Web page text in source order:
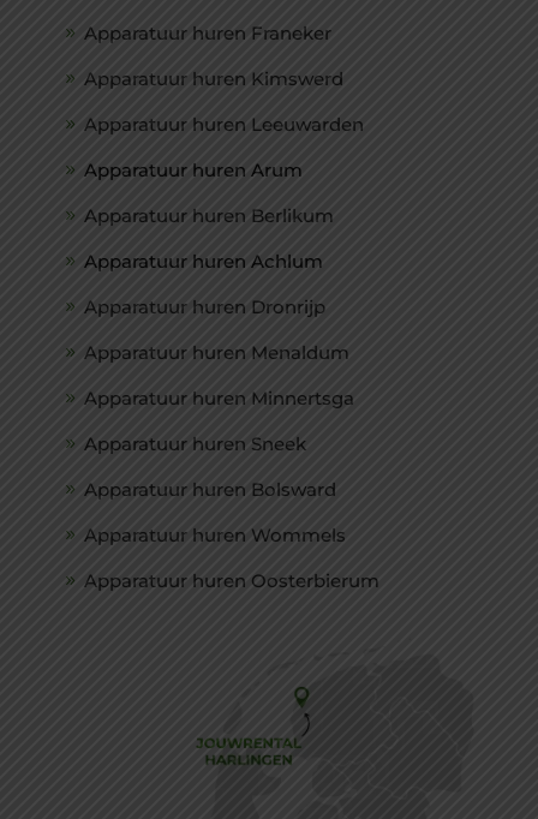
Apparatuur huren Franeker
Apparatuur huren Kimswerd
Apparatuur huren Leeuwarden
Apparatuur huren Arum
Apparatuur huren Berlikum
Apparatuur huren Achlum
Apparatuur huren Dronrijp
Apparatuur huren Menaldum
Apparatuur huren Minnertsga
Apparatuur huren Sneek
Apparatuur huren Bolsward
Apparatuur huren Wommels
Apparatuur huren Oosterbierum